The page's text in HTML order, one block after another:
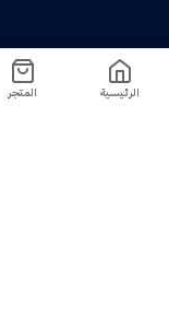
الرئيسية المتجر